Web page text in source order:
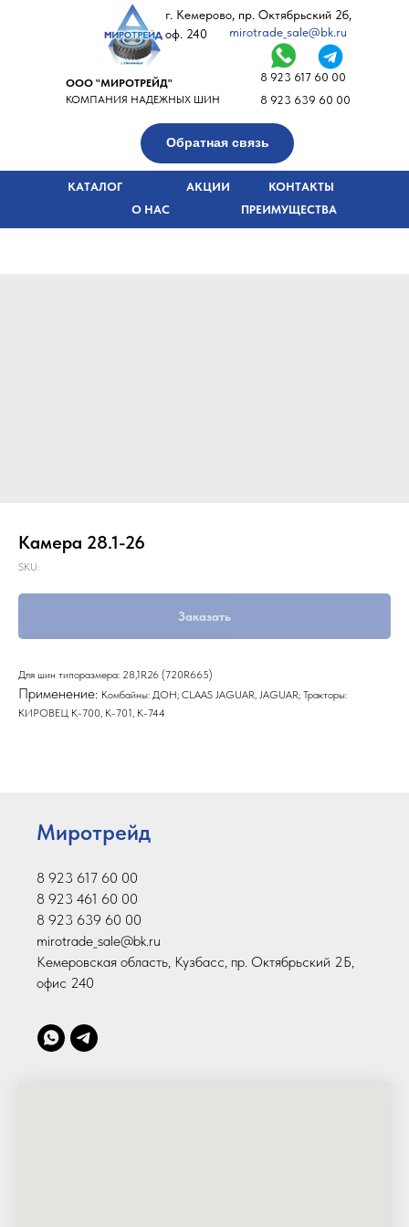
г. Кемерово, пр. Октябрьский 2б,
оф. 240
8 923 617 60 00
8 923 639 60 00
mirotrade_sale@bk.ru
Обратная связь
КАТАЛОГ
АКЦИИ
О НАС
КОНТАКТЫ
ПРЕИМУЩЕСТВА
ООО "МИРОТРЕЙД"
КОМПАНИЯ НАДЕЖНЫХ ШИН
Камера 28.1-26
SKU:
Заказать
Для шин типоразмера: 28,1R26 (720R665)
Применение: Комбайны: ДОН; CLAAS JAGUAR, JAGUAR; Тракторы:
КИРОВЕЦ К-700, К-701, К-744
Миротрейд
8 923 617 60 00
8 923 461 60 00
8 923 639 60 00
mirotrade_sale@bk.ru
Кемеровская область, Кузбасс, пр. Октябрьский 2Б,
офис 240